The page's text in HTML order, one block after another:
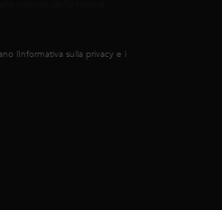
lInformativa sulla privacy e i